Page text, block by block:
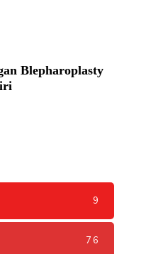
Blepharoplasty
9
76